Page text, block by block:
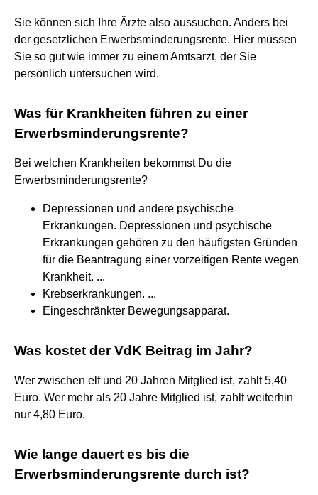
Sie können sich Ihre Ärzte also aussuchen. Anders bei
der gesetzlichen Erwerbsminderungsrente. Hier müssen
Sie so gut wie immer zu einem Amtsarzt, der Sie
persönlich untersuchen wird.
Was für Krankheiten führen zu einer
Erwerbsminderungsrente?
Bei welchen Krankheiten bekommst Du die
Erwerbsminderungsrente?
Depressionen und andere psychische
Erkrankungen. Depressionen und psychische
Erkrankungen gehören zu den häufigsten Gründen
für die Beantragung einer vorzeitigen Rente wegen
Krankheit. ...
Krebserkrankungen. ...
Eingeschränkter Bewegungsapparat.
Was kostet der VdK Beitrag im Jahr?
Wer zwischen elf und 20 Jahren Mitglied ist, zahlt 5,40
Euro. Wer mehr als 20 Jahre Mitglied ist, zahlt weiterhin
nur 4,80 Euro.
Wie lange dauert es bis die
Erwerbsminderungsrente durch ist?